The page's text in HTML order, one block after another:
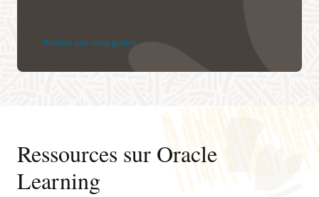
Réaliser une visite guidée
Ressources sur Oracle
Learning